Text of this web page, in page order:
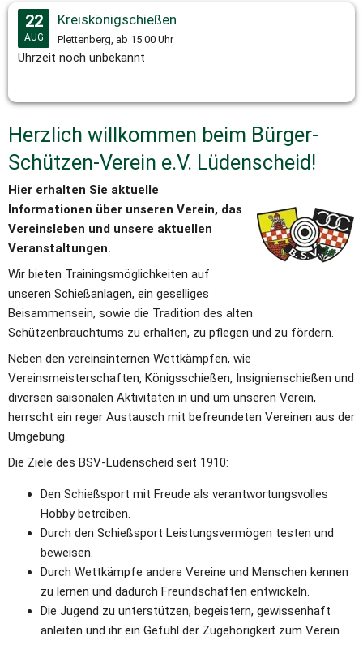
22
AUG
Kreiskönigschießen
Plettenberg, ab 15:00 Uhr
Uhrzeit noch unbekannt
Herzlich willkommen beim Bürger-
Schützen-Verein e.V. Lüdenscheid!
Hier erhalten Sie aktuelle
Informationen über unseren Verein, das
Vereinsleben und unsere aktuellen
Veranstaltungen.
Wir bieten Trainingsmöglichkeiten auf
unseren Schießanlagen, ein geselliges
Beisammensein, sowie die Tradition des alten
Schützenbrauchtums zu erhalten, zu pflegen und zu fördern.
Neben den vereinsinternen Wettkämpfen, wie
Vereinsmeisterschaften, Königsschießen, Insignienschießen und
diversen saisonalen Aktivitäten in und um unseren Verein,
herrscht ein reger Austausch mit befreundeten Vereinen aus der
Umgebung.
Die Ziele des BSV-Lüdenscheid seit 1910:
Den Schießsport mit Freude als verantwortungsvolles
Hobby betreiben.
Durch den Schießsport Leistungsvermögen testen und
beweisen.
Durch Wettkämpfe andere Vereine und Menschen kennen
zu lernen und dadurch Freundschaften entwickeln.
Die Jugend zu unterstützen, begeistern, gewissenhaft
anleiten und ihr ein Gefühl der Zugehörigkeit zum Verein